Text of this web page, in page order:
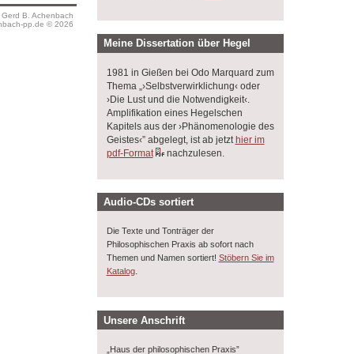
B. Achenbach
pp.de © 2026
Meine Dissertation über Hegel
1981 in Gießen bei Odo Marquard zum
Thema „›Selbstverwirklichung‹ oder
›Die Lust und die Notwendigkeit‹.
Amplifikation eines Hegelschen
Kapitels aus der ›Phänomenologie des
Geistes‹” abgelegt, ist ab jetzt hier im
pdf-Format
nachzulesen.
Audio-CDs sortiert
Die Texte und Tonträger der
Philosophischen Praxis ab sofort nach
Themen und Namen sortiert! Stöbern Sie im
Katalog.
Unsere Anschrift
„Haus der philosophischen Praxis”